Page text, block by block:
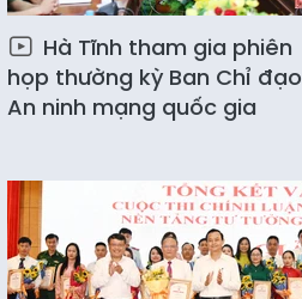
Hà Tĩnh tham gia phiên
họp thường kỳ Ban Chỉ đạo
An ninh mạng quốc gia